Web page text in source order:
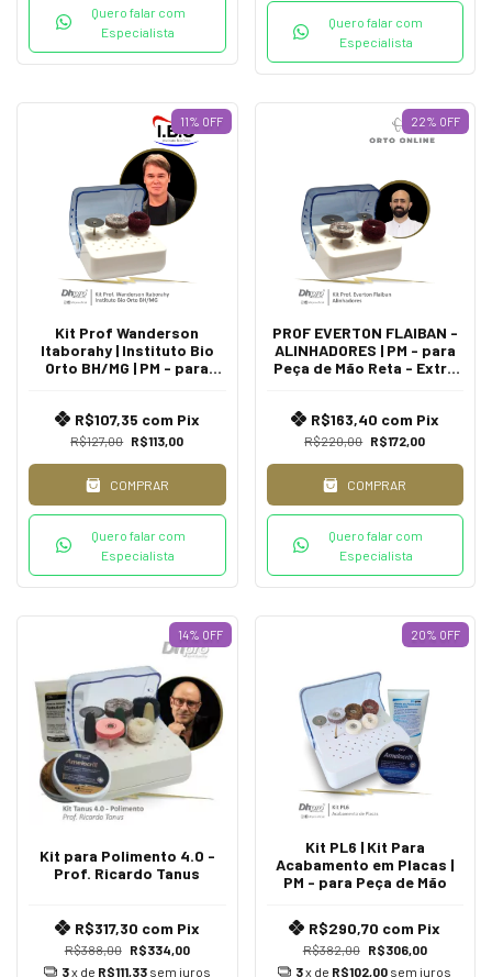
Quero falar com
Especialista
Quero falar com
Especialista
11% OFF
Kit Prof Wanderson
Itaborahy | Instituto Bio
Orto BH/MG | PM - para
R$127,00 R$113,00
R$107,35 com Pix
COMPRAR
Quero falar com
Especialista
22% OFF
PROF EVERTON FLAIBAN -
ALINHADORES | PM - para
Peça de Mão Reta - Extra
R$220,00 R$172,00
R$163,40 com Pix
COMPRAR
Quero falar com
Especialista
14% OFF
Kit para Polimento 4.0 -
Prof. Ricardo Tanus
R$388,00 R$334,00
R$317,30 com Pix
3x de R$111,33 sem juros
20% OFF
Kit PL6 | Kit Para
Acabamento em Placas |
PM - para Peça de Mão
R$382,00 R$306,00
R$290,70 com Pix
3x de R$102,00 sem juros